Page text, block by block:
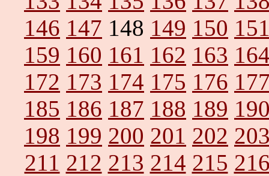
146 147 148 149 150
159 160 161 162 163
172 173 174 175 176
185 186 187 188 189
198 199 200 201 202
211 212 213 214 215